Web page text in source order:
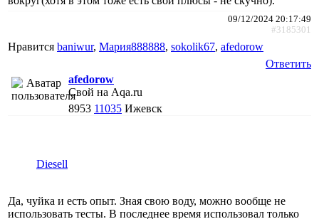
09/12/2024 20:17:49
#3185301
Нравится baniwur, Мария888888, sokolik67, afedorow
Ответить
afedorow
Свой на Aqa.ru
8953 11035 Ижевск
Diesell
Да, чуйка и есть опыт. Зная свою воду, можно вообще не
использовать тесты. В последнее время использовал только